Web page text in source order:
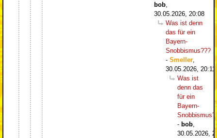
bob,
30.05.2026, 20:08
Was ist denn
das für ein
Bayern-
Snobbismus???
- Smeller,
30.05.2026, 20:11
Was ist
denn das
für ein
Bayern-
- bob,
30.05.2026,